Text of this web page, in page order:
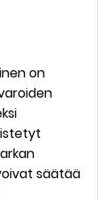
on
säätää